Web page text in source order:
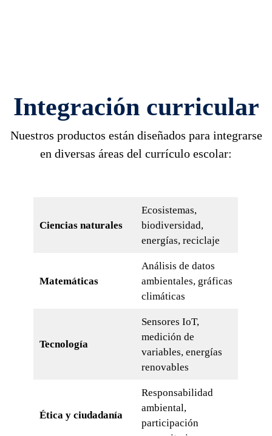
Integración curricular
Nuestros productos están diseñados para integrarse
en diversas áreas del currículo escolar:
Ciencias naturales
Ecosistemas,
biodiversidad,
energías, reciclaje
Matemáticas
Análisis de datos
ambientales, gráficas
climáticas
Tecnología
Sensores IoT,
medición de
variables, energías
renovables
Ética y ciudadanía
Responsabilidad
ambiental,
participación